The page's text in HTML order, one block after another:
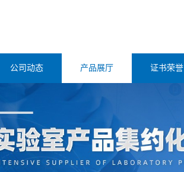
公司动态 产品展厅 证书荣誉